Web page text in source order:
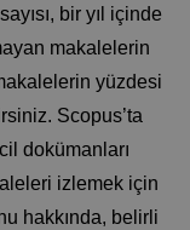
bir yıl içinde
makalelerin
yüzdesi
Scopus’ta
dokümanları
izlemek için
hakkında, belirli